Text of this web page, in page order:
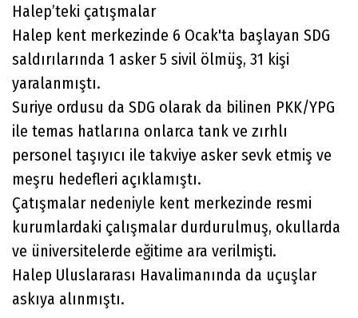
Halep’teki çatışmalar
Halep kent merkezinde 6 Ocak'ta başlayan SDG
saldırılarında 1 asker 5 sivil ölmüş, 31 kişi
yaralanmıştı.
Suriye ordusu da SDG olarak da bilinen PKK/YPG
ile temas hatlarına onlarca tank ve zırhlı
personel taşıyıcı ile takviye asker sevk etmiş ve
meşru hedefleri açıklamıştı.
Çatışmalar nedeniyle kent merkezinde resmi
kurumlardaki çalışmalar durdurulmuş, okullarda
ve üniversitelerde eğitime ara verilmişti.
Halep Uluslararası Havalimanında da uçuşlar
askıya alınmıştı.